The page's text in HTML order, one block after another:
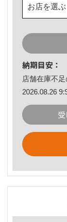
お店を選ぶ
納期目安：
店舗在庫不
2026.08.26